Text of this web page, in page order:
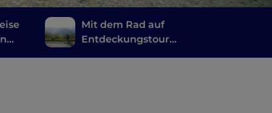
Mit dem Rad auf
Entdeckungstour